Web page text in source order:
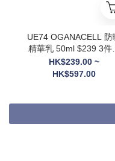
UE74 OGANACELL 防曬
精華乳 50ml $239 3件起
$199/1 買三支送6支
10ML旅行裝
HK$239.00 ~
HK$597.00